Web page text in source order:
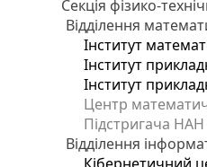
Секція фізико-
Відділення
Інститут
Інститут
Інститут
Центр
Підстригача НАН
Відділення